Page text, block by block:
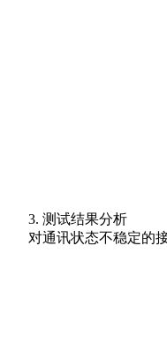
3. 测试结果分析
对通讯状态不稳定的